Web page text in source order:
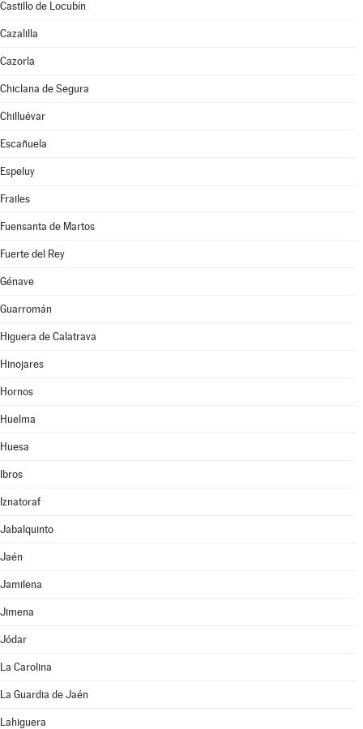
Castillo de Locubín
Cazalilla
Cazorla
Chiclana de Segura
Chilluévar
Escañuela
Espeluy
Frailes
Fuensanta de Martos
Fuerte del Rey
Génave
Guarromán
Higuera de Calatrava
Hinojares
Hornos
Huelma
Huesa
Ibros
Iznatoraf
Jabalquinto
Jaén
Jamilena
Jimena
Jódar
La Carolina
La Guardia de Jaén
Lahiguera